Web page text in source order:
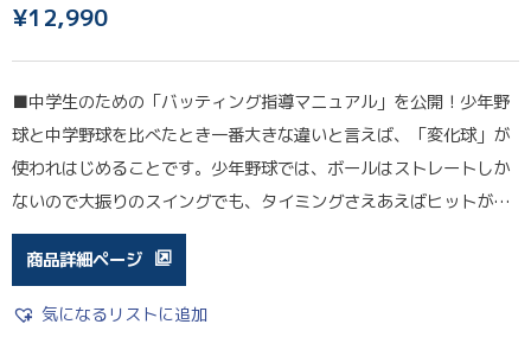
¥12,990
■中学生のための「バッティング指導マニュアル」を公開！少年野
球と中学野球を比べたとき一番大きな違いと言えば、「変化球」が
使われはじめることです。少年野球では、ボールはストレートしか
ないので大振りのスイングでも、タイミングさえあえばヒットが…
商品詳細ページ
気になるリストに追加